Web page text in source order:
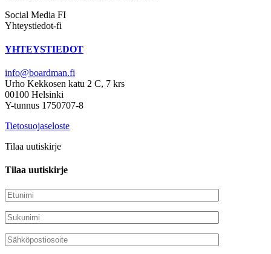
Social Media FI
Yhteystiedot-fi
YHTEYSTIEDOT
info@boardman.fi
Urho Kekkosen katu 2 C, 7 krs
00100 Helsinki
Y-tunnus 1750707-8
Tietosuojaseloste
Tilaa uutiskirje
Tilaa uutiskirje